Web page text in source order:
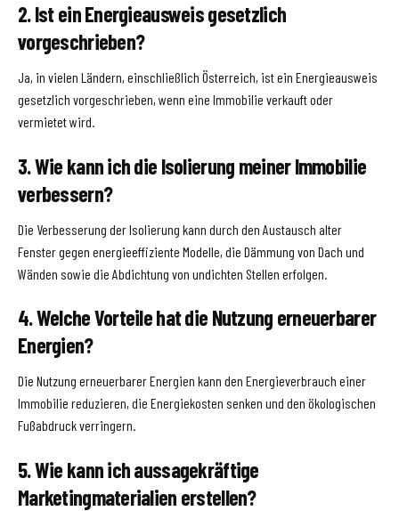
2. Ist ein Energieausweis gesetzlich
vorgeschrieben?
Ja, in vielen Ländern, einschließlich Österreich, ist ein Energieausweis
gesetzlich vorgeschrieben, wenn eine Immobilie verkauft oder
vermietet wird.
3. Wie kann ich die Isolierung meiner Immobilie
verbessern?
Die Verbesserung der Isolierung kann durch den Austausch alter
Fenster gegen energieeffiziente Modelle, die Dämmung von Dach und
Wänden sowie die Abdichtung von undichten Stellen erfolgen.
4. Welche Vorteile hat die Nutzung erneuerbarer
Energien?
Die Nutzung erneuerbarer Energien kann den Energieverbrauch einer
Immobilie reduzieren, die Energiekosten senken und den ökologischen
Fußabdruck verringern.
5. Wie kann ich aussagekräftige
Marketingmaterialien erstellen?